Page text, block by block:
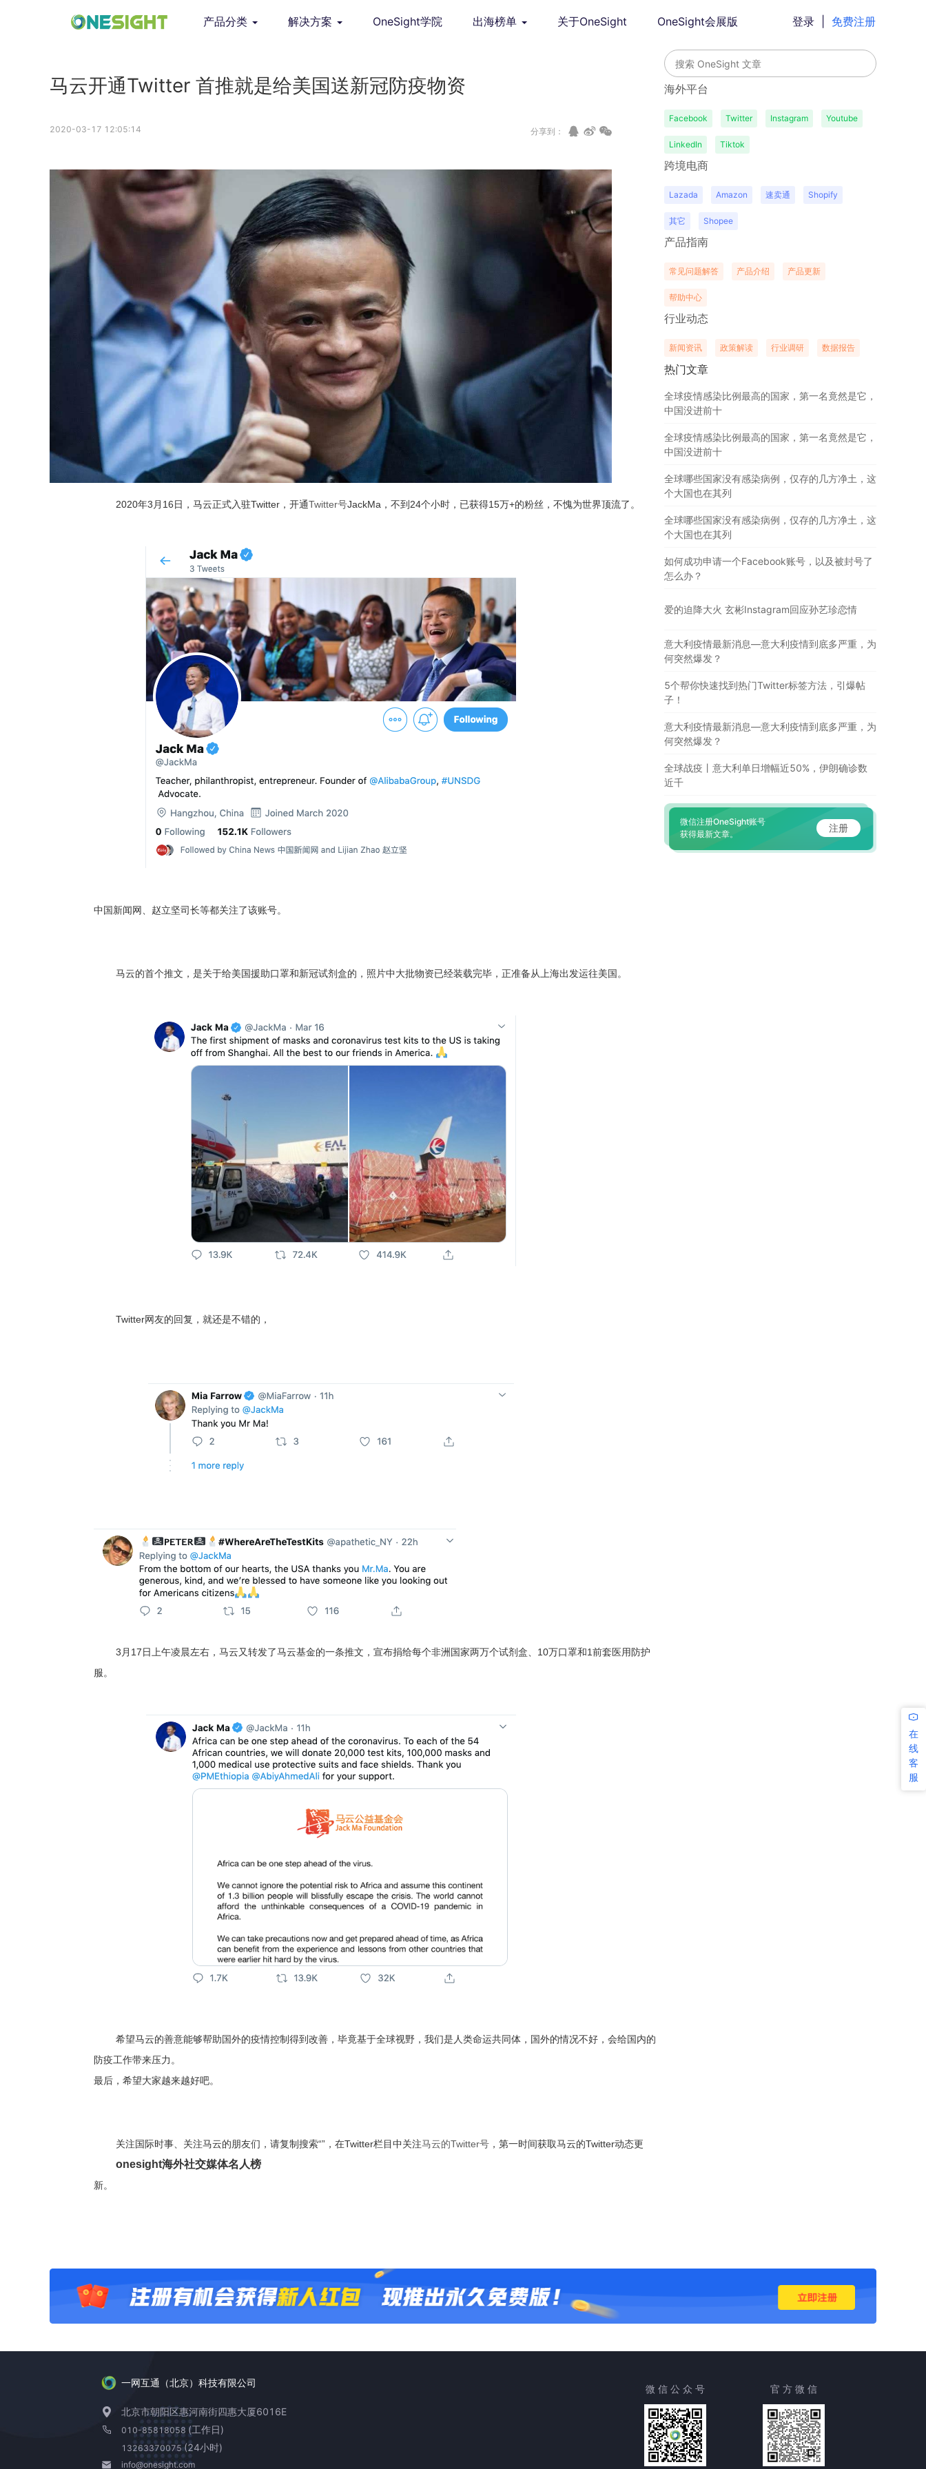
产品分类 解决方案 OneSight学院 出海榜单 关于OneSight OneSight会展版 登录 免费注册
马云开通Twitter 首推就是给美国送新冠防疫物资
2020-03-17 12:05:14 分享到：
2020年3月16日，马云正式入驻Twitter，开通Twitter号JackMa，不到24个小时，已获得15万+的粉丝，不愧为世界顶流了。
中国新闻网、赵立坚司长等都关注了该账号。
马云的首个推文，是关于给美国援助口罩和新冠试剂盒的，照片中大批物资已经装载完毕，正准备从上海出发运往美国。
Twitter网友的回复，就还是不错的，
3月17日上午凌晨左右，马云又转发了马云基金的一条推文，宣布捐给每个非洲国家两万个试剂盒、10万口罩和1前套医用防护
服。
希望马云的善意能够帮助国外的疫情控制得到改善，毕竟基于全球视野，我们是人类命运共同体，国外的情况不好，会给国内的
防疫工作带来压力。
最后，希望大家越来越好吧。
关注国际时事、关注马云的朋友们，请复制搜索“
onesight海外社交媒体名人榜
”，在Twitter栏目中关注马云的Twitter号 ，第一时间获取马云的Twitter动态更
新。
海外平台
Facebook Twitter Instagram Youtube
LinkedIn Tiktok
跨境电商
Lazada Amazon 速卖通 Shopify
其它 Shopee
产品指南
常见问题解答 产品介绍 产品更新
帮助中心
行业动态
新闻资讯 政策解读 行业调研 数据报告
热门文章
全球疫情感染比例最高的国家，第一名竟然是它，
中国没进前十
全球疫情感染比例最高的国家，第一名竟然是它，
中国没进前十
全球哪些国家没有感染病例，仅存的几方净土，这
个大国也在其列
全球哪些国家没有感染病例，仅存的几方净土，这
个大国也在其列
如何成功申请一个Facebook账号，以及被封号了
怎么办？
爱的迫降大火 玄彬Instagram回应孙艺珍恋情
意大利疫情最新消息—意大利疫情到底多严重，为
何突然爆发？
5个帮你快速找到热门Twitter标签方法，引爆帖
子！
意大利疫情最新消息—意大利疫情到底多严重，为
何突然爆发？
全球战疫丨意大利单日增幅近50%，伊朗确诊数
近千
微信注册OneSight账号
获得最新文章。
注册
在
线
客
服
一网互通（北京）科技有限公司
北京市朝阳区惠河南街四惠大厦6016E
010-85818058 (工作日)
13263370075(24小时)
info@onesight.com
微 信 公 众 号 官 方 微 信